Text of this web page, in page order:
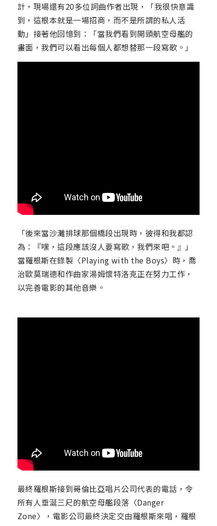
計，現場還有20多位詞曲作者出現，「我很快意識
到，這根本就是一場招商，而不是所謂的私人活
動」接著他回憶到：「當我們看到開頭航空母艦的
畫面，我們可以看出每個人都想替那一段寫歌。」
「後來當沙灘排球那個橋段出現時，彼得和我都認
為：『嘿，這段應該沒人要寫歌，我們來吧。』」
當羅根斯在錄製〈Playing with the Boys〉時，喬
治歐莫瑞德和作曲家湯姆懷特洛克正在努力工作，
以完善電影的其他音樂。
最終羅根斯接到哥倫比亞唱片公司代表的電話，令
所有人垂涎三尺的航空母艦段落〈Danger
Zone〉，電影公司最終決定交由羅根斯來唱，羅根